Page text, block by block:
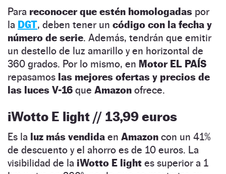
Para reconocer que estén homologadas por
la DGT, deben tener un código con la fecha y
número de serie. Además, tendrán que emitir
un destello de luz amarillo y en horizontal de
360 grados. Por lo mismo, en Motor EL PAÍS
repasamos las mejores ofertas y precios de
las luces V-16 que Amazon ofrece.
iWotto E light // 13,99 euros
Es la luz más vendida en Amazon con un 41%
de descuento y el ahorro es de 10 euros. La
visibilidad de la iWotto E light es superior a 1